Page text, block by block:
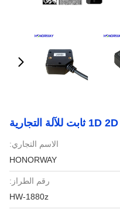
الاسم التجاري:
HONORWAY
رقم الطراز:
HW-1880z